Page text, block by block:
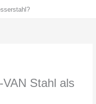
Stahl als